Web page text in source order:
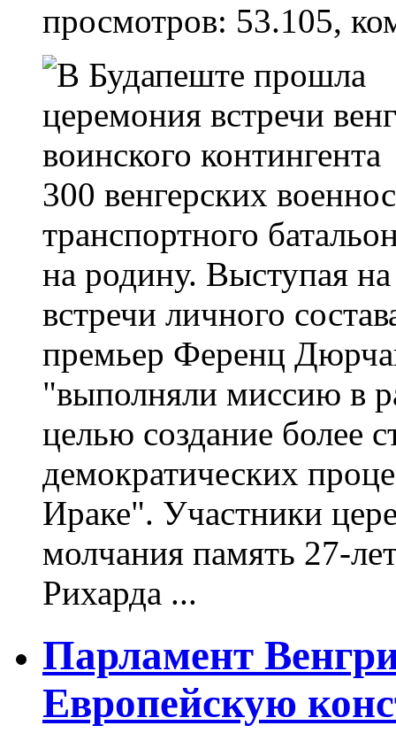
просмотров: 53.105,
300 венгерских
транспортного
на родину. Выступая
встречи личного
премьер Ференц
"выполняли миссию в
целью создание более
демократических
Ираке". Участники
молчания память 27-
Рихарда ...
Парламент
Европейскую